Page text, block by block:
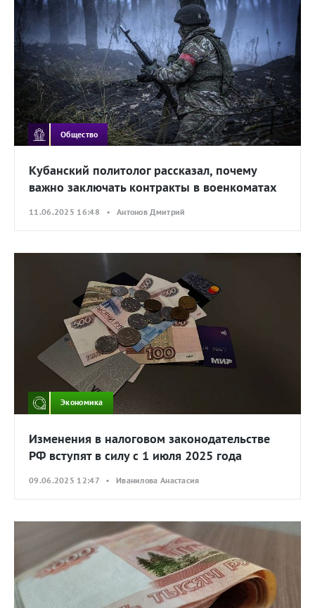
Общество
Кубанский политолог рассказал, почему
важно заключать контракты в военкоматах
11.06.2025 16:48 • Антонов Дмитрий
Экономика
Изменения в налоговом законодательстве
РФ вступят в силу с 1 июля 2025 года
09.06.2025 12:47 • Иванилова Анастасия